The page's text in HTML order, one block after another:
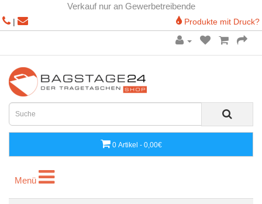
Verkauf nur an Gewerbetreibende
| Produkte mit Druck?
0 Artikel - 0,00€
Menü
Menü